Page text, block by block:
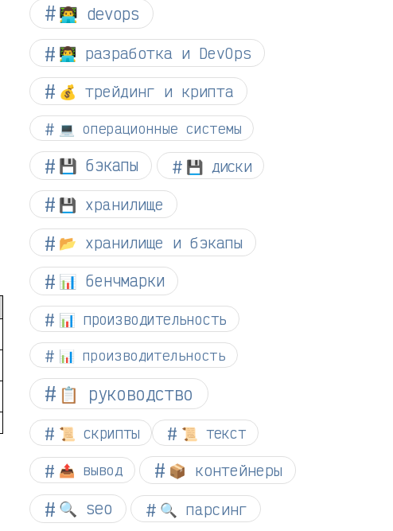
👨‍💻 devops
👨‍💻 разработка и DevOps
💰 трейдинг и крипта
💻 операционные системы
💾 бэкапы 💾 диски
💾 хранилище
📂 хранилище и бэкапы
📊 бенчмарки
📊 производительность
📊 производительность
📋 руководство
📜 скрипты 📜 текст
📤 вывод 📦 контейнеры
🔍 seo 🔍 парсинг